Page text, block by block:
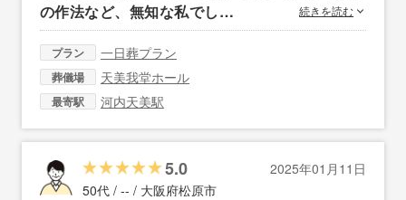
の作法など、無知な私でし…
続きを読む
プラン 一日葬プラン
葬儀場 天美我堂ホール
最寄駅 河内天美駅
5.0
2025年01月11日
50代 / -- / 大阪府松原市